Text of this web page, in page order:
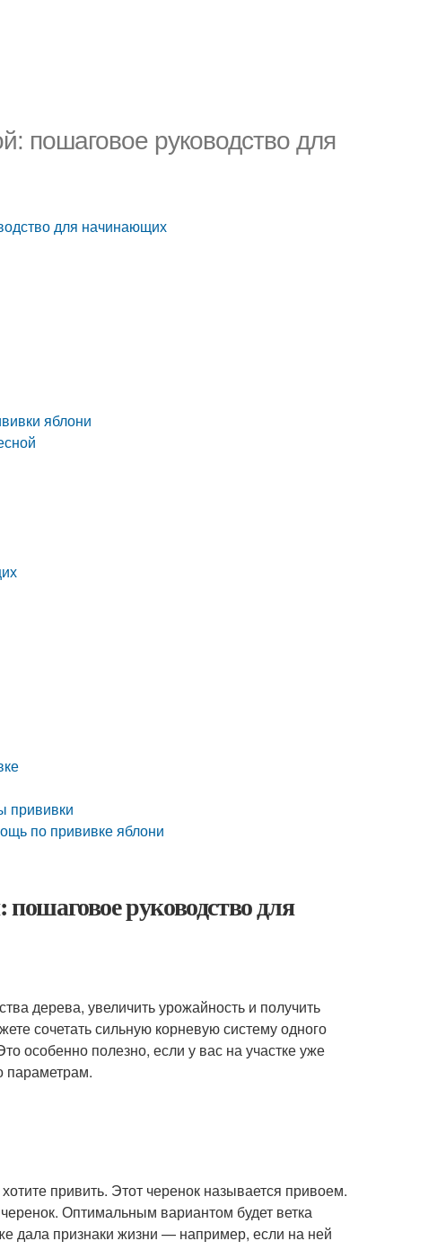
пошаговое руководство для
для начинающих
яблони
прививки
по прививке яблони
руководство для
дерева, увеличить урожайность и получить
сочетать сильную корневую систему одного
особенно полезно, если у вас на участке уже
параметрам.
привить. Этот черенок называется привоем.
Оптимальным вариантом будет ветка
дала признаки жизни — например, если на ней